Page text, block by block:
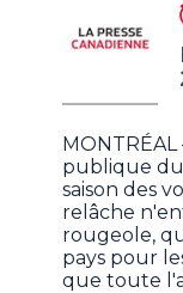
publique du
saison des
relâche
rougeole,
pays pour
que toute